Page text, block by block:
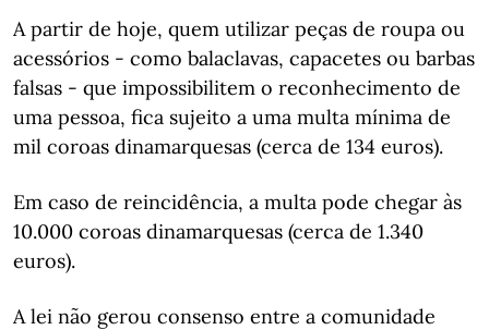
A partir de hoje, quem utilizar peças de roupa ou
acessórios - como balaclavas, capacetes ou barbas
falsas - que impossibilitem o reconhecimento de
uma pessoa, fica sujeito a uma multa mínima de
mil coroas dinamarquesas (cerca de 134 euros).
Em caso de reincidência, a multa pode chegar às
10.000 coroas dinamarquesas (cerca de 1.340
euros).
A lei não gerou consenso entre a comunidade